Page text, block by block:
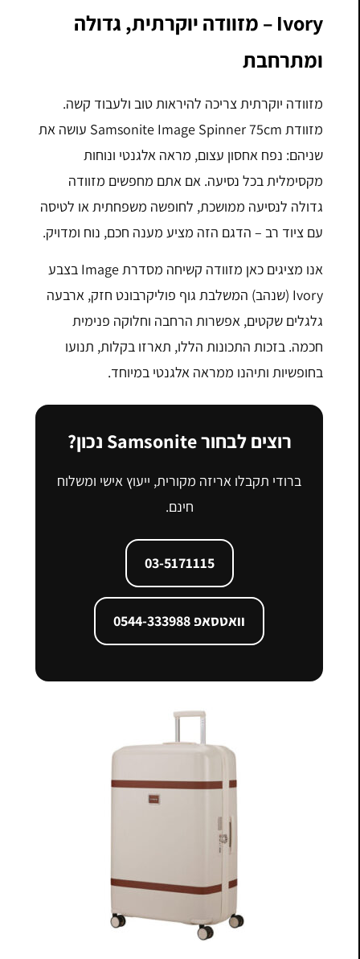
Ivory – מזוודה יוקרתית, גדולה
ומתרחבת
מזוודה יוקרתית צריכה להיראות טוב ולעבוד קשה.
מזוודת Samsonite Image Spinner 75cm עושה את
שניהם: נפח אחסון עצום, מראה אלגנטי ונוחות
מקסימלית בכל נסיעה. אם אתם מחפשים מזוודה
גדולה לנסיעה ממושכת, לחופשה משפחתית או לטיסה
עם ציוד רב – הדגם הזה מציע מענה חכם, נוח ומדויק.
אנו מציגים כאן מזוודה קשיחה מסדרת Image בצבע
Ivory (שנהב) המשלבת גוף פוליקרבונט חזק, ארבעה
גלגלים שקטים, אפשרות הרחבה וחלוקה פנימית
חכמה. בזכות התכונות הללו, תארזו בקלות, תנועו
בחופשיות ותיהנו ממראה אלגנטי במיוחד.
רוצים לבחור Samsonite נכון?
ברודי תקבלו אריזה מקורית, ייעוץ אישי ומשלוח
חינם.
03-5171115
וואטסאפ 0544-333988